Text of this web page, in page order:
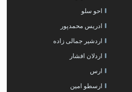
احو سلو
ادریس محمدپور
اردشیر جمالی زاده
اردلان افشار
ارس
ارسطو امین